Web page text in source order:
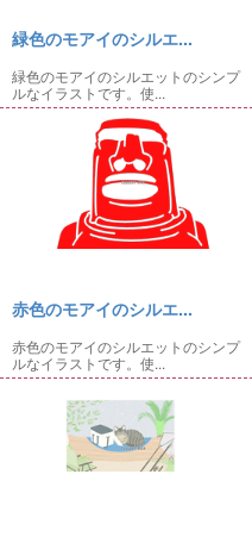
緑色のモアイのシルエ...
緑色のモアイのシルエットのシンプ
ルなイラストです。使...
赤色のモアイのシルエ...
赤色のモアイのシルエットのシンプ
ルなイラストです。使...